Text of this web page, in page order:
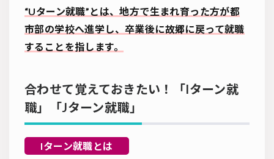
“Uターン就職”とは、地方で生まれ育った方が都
市部の学校へ進学し、卒業後に故郷に戻って就職
することを指します。
合わせて覚えておきたい！「Iターン就
職」「Jターン就職」
Iターン就職とは